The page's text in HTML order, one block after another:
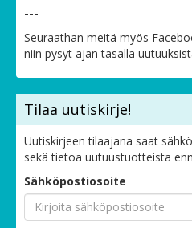
---
Seuraathan meitä myös
niin pysyt ajan tasalla
Tilaa uutiskirje!
Uutiskirjeen tilaajana saat
sekä tietoa uutuustuotteista
Sähköpostiosoite